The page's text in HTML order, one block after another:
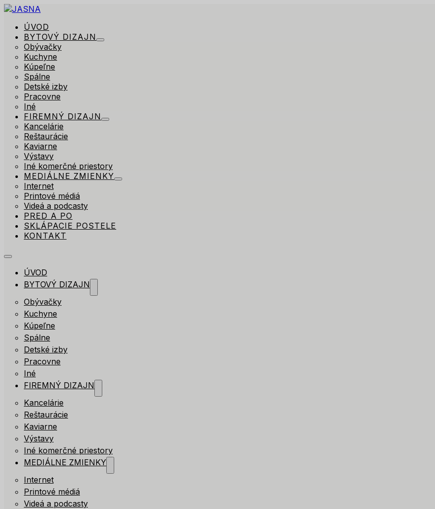
ÚVOD
BYTOVÝ DIZAJN
Obývačky
Kuchyne
Kúpeľne
Spálne
Detské izby
Pracovne
Iné
FIREMNÝ DIZAJN
Kancelárie
Reštaurácie
Kaviarne
Výstavy
Iné komerčné priestory
MEDIÁLNE ZMIENKY
Internet
Printové médiá
Videá a podcasty
PRED A PO
SKLÁPACIE POSTELE
KONTAKT
ÚVOD
BYTOVÝ DIZAJN
Obývačky
Kuchyne
Kúpeľne
Spálne
Detské izby
Pracovne
Iné
FIREMNÝ DIZAJN
Kancelárie
Reštaurácie
Kaviarne
Výstavy
Iné komerčné priestory
MEDIÁLNE ZMIENKY
Internet
Printové médiá
Videá a podcasty